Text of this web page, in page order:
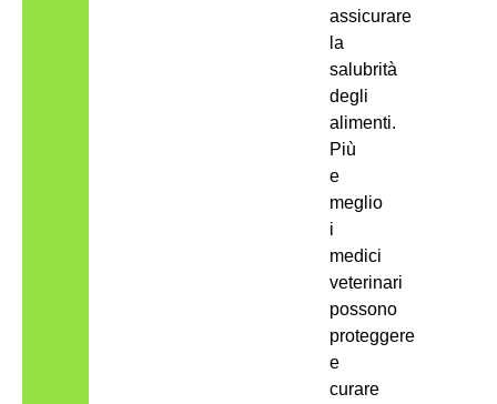
assicurare
la
salubrità
degli
alimenti.
Più
e
meglio
i
medici
veterinari
possono
proteggere
e
curare